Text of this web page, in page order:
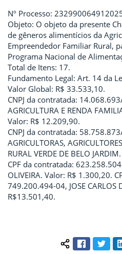
Nº Processo:
Objeto: O objeto da presente
de gêneros alimentícios da
Empreendedor Familiar Rural,
Programa Nacional de
Total de Itens: 17.
Fundamento Legal: Art. 14 da
Valor Global: R$ 33.533,10.
CNPJ da contratada:
AGRICULTURA E RENDA
Valor: R$ 12.209,90.
CNPJ da contratada:
AGRICULTORAS,
RURAL VERDE DE BELO
CPF da contratada:
OLIVEIRA. Valor: R$ 1.300,20.
749.200.494-04, JOSE CARLOS
R$13.501,40.
Compartilhar
Facebook